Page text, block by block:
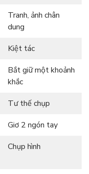
Tranh, ảnh chân
dung
Kiệt tác
Bắt giữ một khoảnh
khắc
Tư thế chụp
Giơ 2 ngón tay
Chụp hình